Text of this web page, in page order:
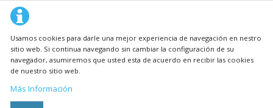
Usamos cookies para darle una mejor experiencia de navegación en nestro
sitio web. Si continua navegando sin cambiar la configuración de su
navegador, asumiremos que usted esta de acuerdo en recibir las cookies
de nuestro sitio web.
Más Información